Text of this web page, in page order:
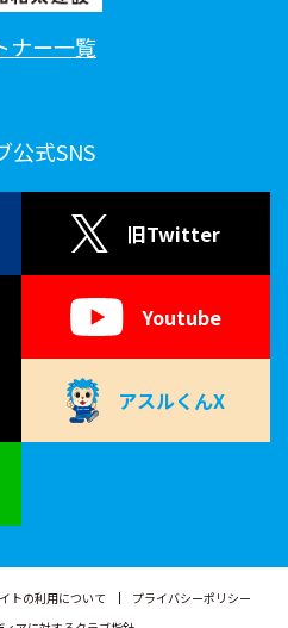
ナー一覧
公式SNS
旧Twitter
Youtube
アスルくんX
トの利用について
プライバシーポリシー